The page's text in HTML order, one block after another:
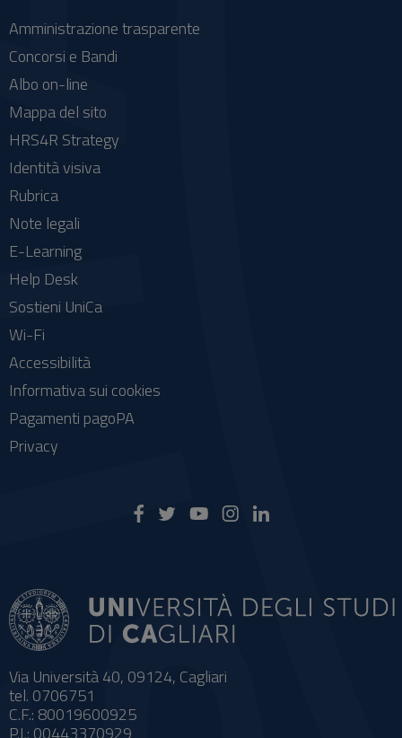
Via Università 40, 09124, Cagliari
tel. 0706751
C.F.: 80019600925
P.I.: 00443370929
Amministrazione trasparente
Concorsi e Bandi
Albo on-line
Mappa del sito
HRS4R Strategy
Identità visiva
Rubrica
Note legali
E-Learning
Help Desk
Sostieni UniCa
Wi-Fi
Accessibilità
Informativa sui cookies
Pagamenti pagoPA
Privacy